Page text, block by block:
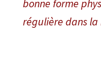
bonne forme
régulière dans la